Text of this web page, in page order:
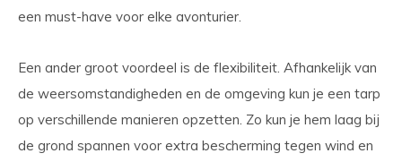
een must-have voor elke avonturier.
Een ander groot voordeel is de flexibiliteit. Afhankelijk van
de weersomstandigheden en de omgeving kun je een tarp
op verschillende manieren opzetten. Zo kun je hem laag bij
de grond spannen voor extra bescherming tegen wind en